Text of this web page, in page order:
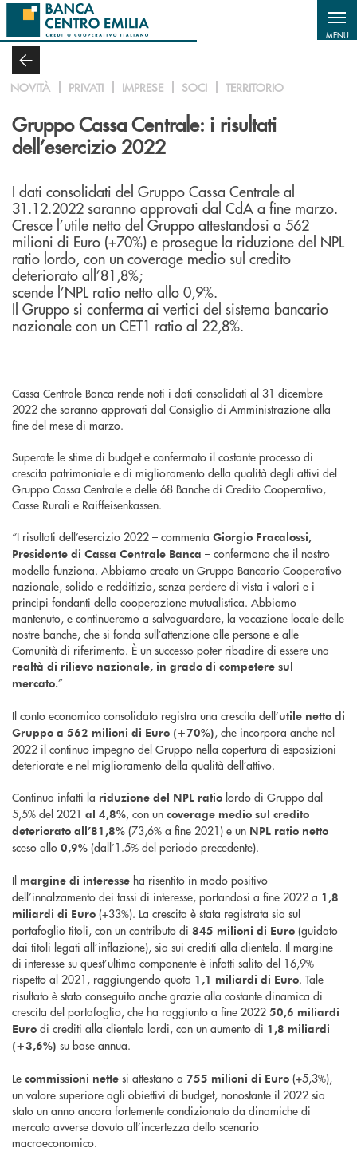
Salta al contenuto principale
MENU
NOVITÀ PRIVATI IMPRESE SOCI TERRITORIO
Gruppo Cassa Centrale: i risultati
dell’esercizio 2022
I dati consolidati del Gruppo Cassa Centrale al
31.12.2022 saranno approvati dal CdA a fine marzo.
Cresce l’utile netto del Gruppo attestandosi a 562
milioni di Euro (+70%) e prosegue la riduzione del NPL
ratio lordo, con un coverage medio sul credito
deteriorato all’81,8%;
scende l’NPL ratio netto allo 0,9%.
Il Gruppo si conferma ai vertici del sistema bancario
nazionale con un CET1 ratio al 22,8%.
Cassa Centrale Banca rende noti i dati consolidati al 31 dicembre
2022 che saranno approvati dal Consiglio di Amministrazione alla
fine del mese di marzo.
Superate le stime di budget e confermato il costante processo di
crescita patrimoniale e di miglioramento della qualità degli attivi del
Gruppo Cassa Centrale e delle 68 Banche di Credito Cooperativo,
Casse Rurali e Raiffeisenkassen.
“I risultati dell’esercizio 2022 – commenta Giorgio Fracalossi,
Presidente di Cassa Centrale Banca – confermano che il nostro
modello funziona. Abbiamo creato un Gruppo Bancario Cooperativo
nazionale, solido e redditizio, senza perdere di vista i valori e i
principi fondanti della cooperazione mutualistica. Abbiamo
mantenuto, e continueremo a salvaguardare, la vocazione locale delle
nostre banche, che si fonda sull’attenzione alle persone e alle
Comunità di riferimento. È un successo poter ribadire di essere una
realtà di rilievo nazionale, in grado di competere sul
mercato.”
Il conto economico consolidato registra una crescita dell’utile netto di
Gruppo a 562 milioni di Euro (+70%), che incorpora anche nel
2022 il continuo impegno del Gruppo nella copertura di esposizioni
deteriorate e nel miglioramento della qualità dell’attivo.
Continua infatti la riduzione del NPL ratio lordo di Gruppo dal
5,5% del 2021 al 4,8%, con un coverage medio sul credito
deteriorato all’81,8% (73,6% a fine 2021) e un NPL ratio netto
sceso allo 0,9% (dall’1.5% del periodo precedente).
Il margine di interesse ha risentito in modo positivo
dell’innalzamento dei tassi di interesse, portandosi a fine 2022 a 1,8
miliardi di Euro (+33%). La crescita è stata registrata sia sul
portafoglio titoli, con un contributo di 845 milioni di Euro (guidato
dai titoli legati all’inflazione), sia sui crediti alla clientela. Il margine
di interesse su quest’ultima componente è infatti salito del 16,9%
rispetto al 2021, raggiungendo quota 1,1 miliardi di Euro. Tale
risultato è stato conseguito anche grazie alla costante dinamica di
crescita del portafoglio, che ha raggiunto a fine 2022 50,6 miliardi
Euro di crediti alla clientela lordi, con un aumento di 1,8 miliardi
(+3,6%) su base annua.
Le commissioni nette si attestano a 755 milioni di Euro (+5,3%),
un valore superiore agli obiettivi di budget, nonostante il 2022 sia
stato un anno ancora fortemente condizionato da dinamiche di
mercato avverse dovuto all’incertezza dello scenario
macroeconomico.